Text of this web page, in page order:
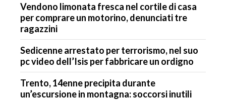
Vendono limonata fresca nel cortile di casa
per comprare un motorino, denunciati tre
ragazzini
Sedicenne arrestato per terrorismo, nel suo
pc video dell’Isis per fabbricare un ordigno
Trento, 14enne precipita durante
un’escursione in montagna: soccorsi inutili